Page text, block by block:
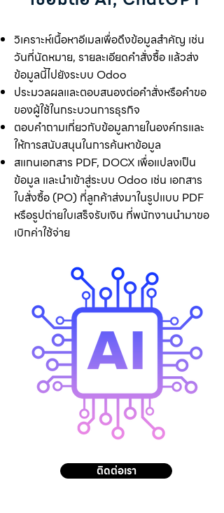
วิเคราะห์เนื้อหาอีเมลเพื่อดึงข้อมูลสำคัญ เช่น
วันที่นัดหมาย, รายละเอียดคำสั่งซื้อ แล้วส่ง
ข้อมูลนี้ไปยังระบบ Odoo
ประมวลผลและตอบสนองต่อคำสั่งหรือคำขอ
ของผู้ใช้ในกระบวนการธุรกิจ
ตอบคำถามเกี่ยวกับข้อมูลภายในองค์กรและ
ให้การสนับสนุนในการค้นหาข้อมูล
สแกนเอกสาร PDF, DOCX เพื่อแปลงเป็น
ข้อมูล และนำเข้าสู่ระบบ Odoo เช่น เอกสาร
ใบสั่งซื้อ (PO) ที่ลูกค้าส่งมาในรูปแบบ PDF
หรือรูปถ่ายใบเสร็จรับเงิน ที่พนักงานนำมาขอ
เบิกค่าใช้จ่าย
ติดต่อเรา